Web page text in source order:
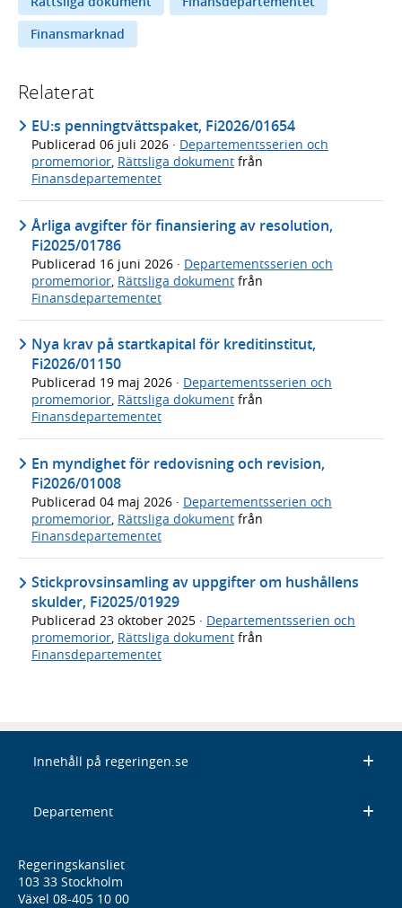
Finansmarknad
Relaterat
EU:s penningtvättspaket, Fi2026/01654
Publicerad 06 juli 2026 · Departementsserien och
promemorior, Rättsliga dokument från
Finansdepartementet
Årliga avgifter för finansiering av resolution,
Fi2025/01786
Publicerad 16 juni 2026 · Departementsserien och
promemorior Rättsliga dokument från
Finansdepartementet
Nya krav på startkapital för kreditinstitut,
Fi2026/01150
Publicerad 19 maj 2026 · Departementsserien och
promemorior, Rättsliga dokument från
Finansdepartementet
En myndighet för redovisning och revision,
Fi2026/01008
Publicerad 04 maj 2026 · Departementsserien och
promemorior, Rättsliga dokument från
Finansdepartementet
Stickprovsinsamling av uppgifter om hushållens
skulder, Fi2025/01929
Publicerad 23 oktober 2025 · Departementsserien och
promemorior, Rättsliga dokument från
Finansdepartementet
Innehåll på regeringen.se
Departement
Regeringskansliet
103 33 Stockholm
Växel 08-405 10 00